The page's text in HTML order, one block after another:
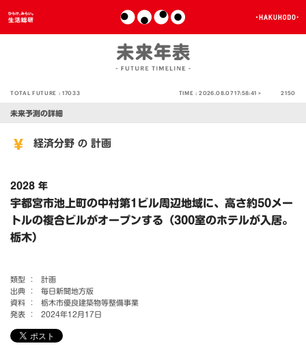
TOTAL FUTURE :17033 TIME :2026.08.07 17:58:41 > 2150
未来予測の詳細
経済分野 の 計画
2028 年
宇都宮市池上町の中村第1ビル周辺地域に、高さ約50メー
トルの複合ビルがオープンする（300室のホテルが入居。
栃木）
類型 ：
計画
出典 ：
毎日新聞地方版
資料 ：
栃木市優良建築物等整備事業
発表 ：
2024年12月17日